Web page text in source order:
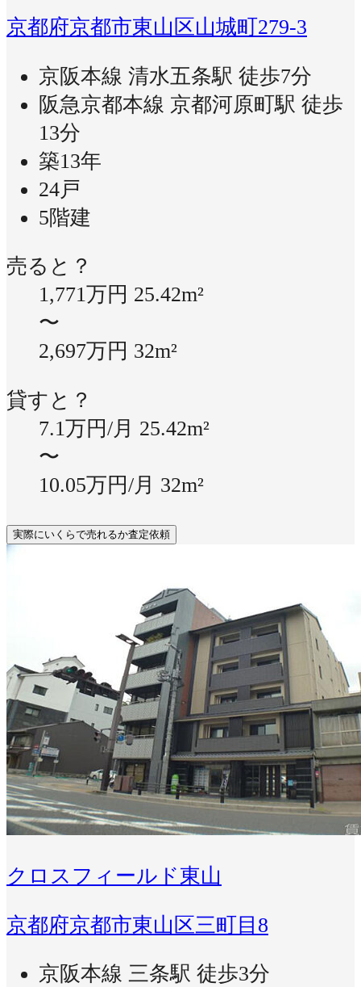
京都府京都市東山区山城町279-3
京阪本線 清水五条駅 徒歩7分
阪急京都本線 京都河原町駅 徒歩
13分
築13年
24戸
5階建
売ると？
1,771万円 25.42m²
〜
2,697万円 32m²
貸すと？
7.1万円/月 25.42m²
〜
10.05万円/月 32m²
実際にいくらで売れるか査定依頼
クロスフィールド東山
京都府京都市東山区三町目8
京阪本線 三条駅 徒歩3分